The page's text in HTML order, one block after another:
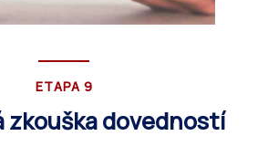
ETAPA 9
zkouška dovedností